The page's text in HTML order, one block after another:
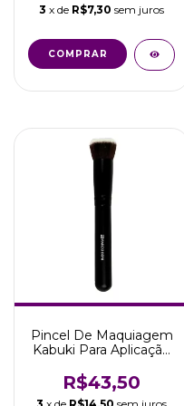
3 x de R$7,30 sem juros
COMPRAR
Pincel De Maquiagem
Kabuki Para Aplicação
R$43,50